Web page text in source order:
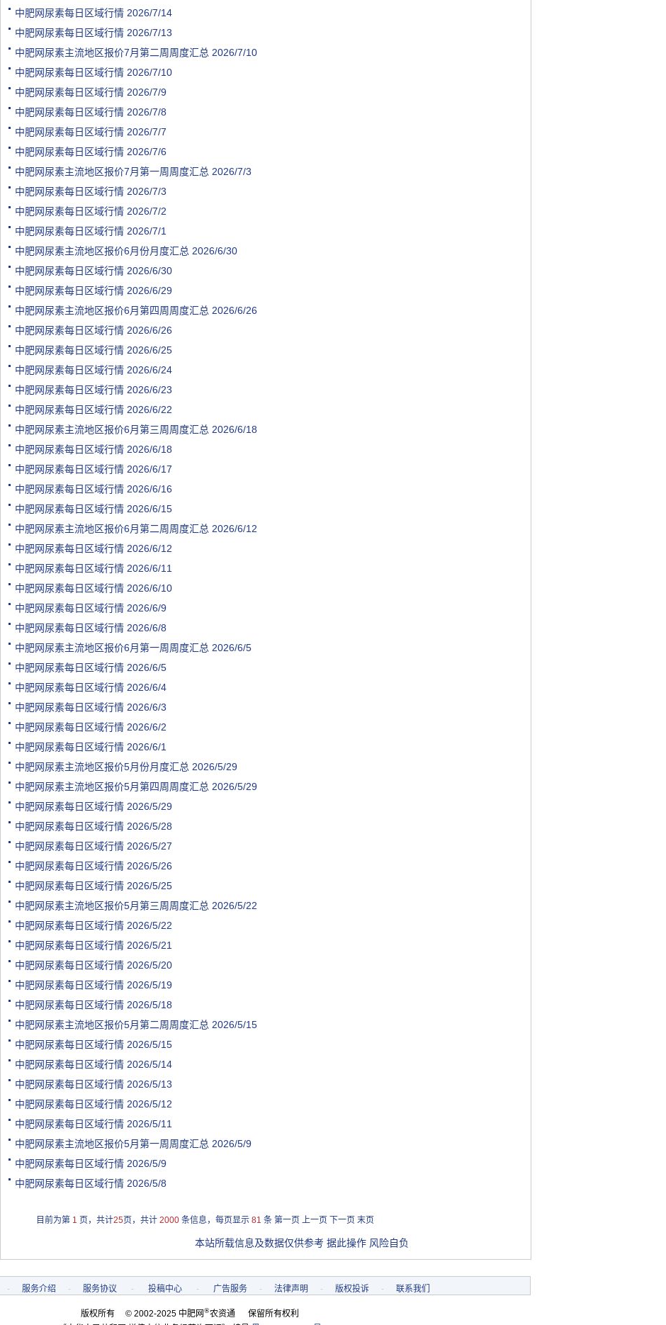
中肥网尿素每日区域行情 2026/7/14
中肥网尿素每日区域行情 2026/7/13
中肥网尿素主流地区报价7月第二周周度汇总 2026/7/10
中肥网尿素每日区域行情 2026/7/10
中肥网尿素每日区域行情 2026/7/9
中肥网尿素每日区域行情 2026/7/8
中肥网尿素每日区域行情 2026/7/7
中肥网尿素每日区域行情 2026/7/6
中肥网尿素主流地区报价7月第一周周度汇总 2026/7/3
中肥网尿素每日区域行情 2026/7/3
中肥网尿素每日区域行情 2026/7/2
中肥网尿素每日区域行情 2026/7/1
中肥网尿素主流地区报价6月份月度汇总 2026/6/30
中肥网尿素每日区域行情 2026/6/30
中肥网尿素每日区域行情 2026/6/29
中肥网尿素主流地区报价6月第四周周度汇总 2026/6/26
中肥网尿素每日区域行情 2026/6/26
中肥网尿素每日区域行情 2026/6/25
中肥网尿素每日区域行情 2026/6/24
中肥网尿素每日区域行情 2026/6/23
中肥网尿素每日区域行情 2026/6/22
中肥网尿素主流地区报价6月第三周周度汇总 2026/6/18
中肥网尿素每日区域行情 2026/6/18
中肥网尿素每日区域行情 2026/6/17
中肥网尿素每日区域行情 2026/6/16
中肥网尿素每日区域行情 2026/6/15
中肥网尿素主流地区报价6月第二周周度汇总 2026/6/12
中肥网尿素每日区域行情 2026/6/12
中肥网尿素每日区域行情 2026/6/11
中肥网尿素每日区域行情 2026/6/10
中肥网尿素每日区域行情 2026/6/9
中肥网尿素每日区域行情 2026/6/8
中肥网尿素主流地区报价6月第一周周度汇总 2026/6/5
中肥网尿素每日区域行情 2026/6/5
中肥网尿素每日区域行情 2026/6/4
中肥网尿素每日区域行情 2026/6/3
中肥网尿素每日区域行情 2026/6/2
中肥网尿素每日区域行情 2026/6/1
中肥网尿素主流地区报价5月份月度汇总 2026/5/29
中肥网尿素主流地区报价5月第四周周度汇总 2026/5/29
中肥网尿素每日区域行情 2026/5/29
中肥网尿素每日区域行情 2026/5/28
中肥网尿素每日区域行情 2026/5/27
中肥网尿素每日区域行情 2026/5/26
中肥网尿素每日区域行情 2026/5/25
中肥网尿素主流地区报价5月第三周周度汇总 2026/5/22
中肥网尿素每日区域行情 2026/5/22
中肥网尿素每日区域行情 2026/5/21
中肥网尿素每日区域行情 2026/5/20
中肥网尿素每日区域行情 2026/5/19
中肥网尿素每日区域行情 2026/5/18
中肥网尿素主流地区报价5月第二周周度汇总 2026/5/15
中肥网尿素每日区域行情 2026/5/15
中肥网尿素每日区域行情 2026/5/14
中肥网尿素每日区域行情 2026/5/13
中肥网尿素每日区域行情 2026/5/12
中肥网尿素每日区域行情 2026/5/11
中肥网尿素主流地区报价5月第一周周度汇总 2026/5/9
中肥网尿素每日区域行情 2026/5/9
中肥网尿素每日区域行情 2026/5/8
目前为第 1 页，共计25 页，共计 2000条信息，每页显示 81 条 第一页 上一页 下一页 末页
本站所载信息及数据仅供参考 据此操作 风险自负
- 服务介绍 - 服务协议 - 投稿中心 - 广告服务 - 法律声明 - 版权投诉 - 联系我们
版权所有 © 2002-2025 中肥网®农资通 保留所有权利